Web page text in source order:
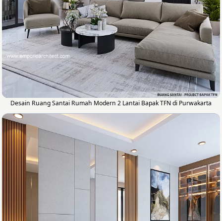
Desain Ruang Santai Rumah Modern 2 Lantai Bapak TFN di Purwakarta